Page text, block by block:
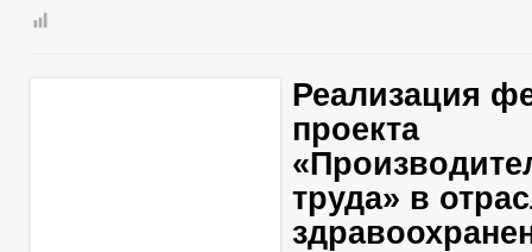
Реализация
проекта
труда» в